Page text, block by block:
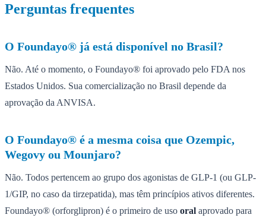
Perguntas frequentes
O Foundayo® já está disponível no Brasil?
Não. Até o momento, o Foundayo® foi aprovado pelo FDA nos
Estados Unidos. Sua comercialização no Brasil depende da
aprovação da ANVISA.
O Foundayo® é a mesma coisa que Ozempic,
Wegovy ou Mounjaro?
Não. Todos pertencem ao grupo dos agonistas de GLP-1 (ou GLP-
1/GIP, no caso da tirzepatida), mas têm princípios ativos diferentes.
Foundayo® (orforglipron) é o primeiro de uso oral aprovado para